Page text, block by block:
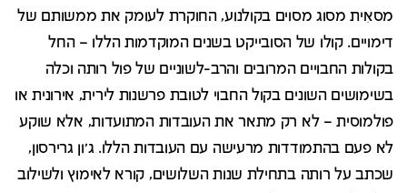
מסאִית מסוג מסוים בקולנוע, החוקרת לעומק את ממשותם של
דימויים. קולו של הסובייקט בשנים המוקדמות הללו – החל
בקולות החבויים המרובים והרב-לשוניים של פול רותה וכלה
בשימושים השונים בקול החבוי לטובת פרשנות לירית, אירונית או
פולמוסית – לא רק מתאר את העובדות המתועדות, אלא שוקע
לא פעם בהתמודדות מרעישה עם העובדות הללו. ג'ון גרירסון,
שכתב על רותה בתחילת שנות השלושים, קורא לאימוץ ולשילוב